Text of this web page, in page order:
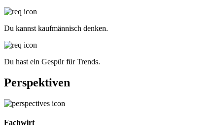
Du kannst kaufmännisch denken.
Du hast ein Gespür für Trends.
Perspektiven
Fachwirt